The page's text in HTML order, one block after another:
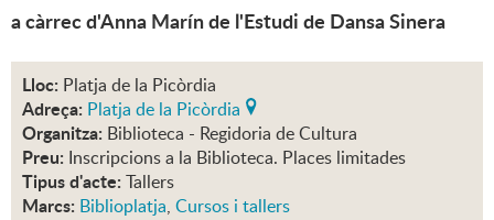
a càrrec d'Anna Marín de l'Estudi de Dansa Sinera
Lloc: Platja de la Picòrdia
Adreça: Platja de la Picòrdia
Organitza: Biblioteca - Regidoria de Cultura
Preu: Inscripcions a la Biblioteca. Places limitades
Tipus d'acte: Tallers
Marcs: Biblioplatja, Cursos i tallers